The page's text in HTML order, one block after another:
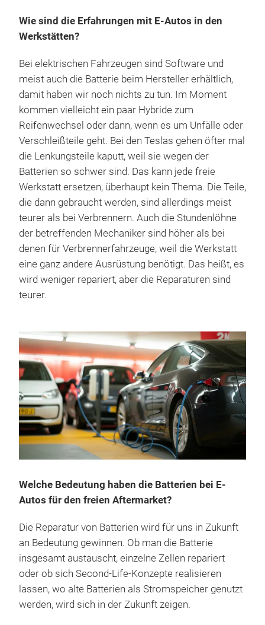
Wie sind die Erfahrungen mit E-Autos in den
Werkstätten?
Bei elektrischen Fahrzeugen sind Software und
meist auch die Batterie beim Hersteller erhältlich,
damit haben wir noch nichts zu tun. Im Moment
kommen vielleicht ein paar Hybride zum
Reifenwechsel oder dann, wenn es um Unfälle oder
Verschleißteile geht. Bei den Teslas gehen öfter mal
die Lenkungsteile kaputt, weil sie wegen der
Batterien so schwer sind. Das kann jede freie
Werkstatt ersetzen, überhaupt kein Thema. Die Teile,
die dann gebraucht werden, sind allerdings meist
teurer als bei Verbrennern. Auch die Stundenlöhne
der betreffenden Mechaniker sind höher als bei
denen für Verbrennerfahrzeuge, weil die Werkstatt
eine ganz andere Ausrüstung benötigt. Das heißt, es
wird weniger repariert, aber die Reparaturen sind
teurer.
Welche Bedeutung haben die Batterien bei E-
Autos für den freien Aftermarket?
Die Reparatur von Batterien wird für uns in Zukunft
an Bedeutung gewinnen. Ob man die Batterie
insgesamt austauscht, einzelne Zellen repariert
oder ob sich Second-Life-Konzepte realisieren
lassen, wo alte Batterien als Stromspeicher genutzt
werden, wird sich in der Zukunft zeigen.